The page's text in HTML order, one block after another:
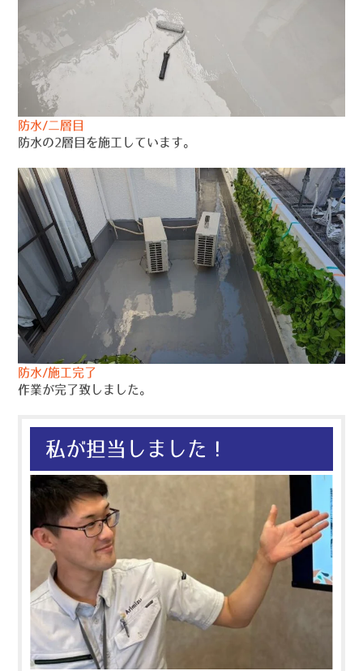
防水/二層目
防水の2層目を施工しています。
防水/施工完了
作業が完了致しました。
私が担当しました！